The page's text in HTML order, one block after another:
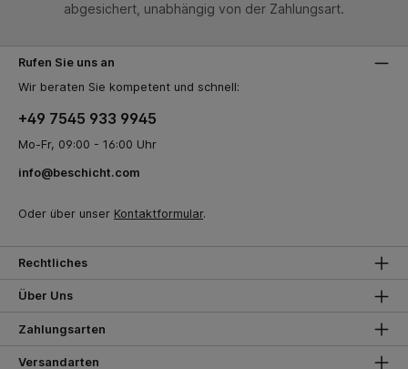
abgesichert, unabhängig von der Zahlungsart.
Rufen Sie uns an
Wir beraten Sie kompetent und schnell:
+49 7545 933 9945
Mo-Fr, 09:00 - 16:00 Uhr
info@beschicht.com
Oder über unser Kontaktformular.
Rechtliches
Über Uns
Zahlungsarten
Versandarten